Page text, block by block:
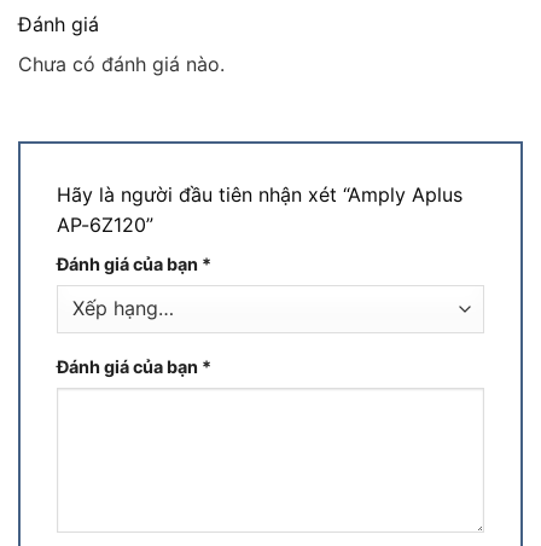
Đánh giá
Chưa có đánh giá nào.
Hãy là người đầu tiên nhận xét “Amply Aplus
AP-6Z120”
Đánh giá của bạn *
Đánh giá của bạn *